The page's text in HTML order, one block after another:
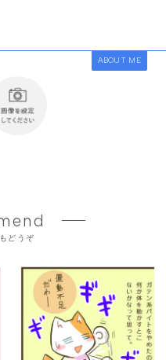
ABOUT ME
どうぞ